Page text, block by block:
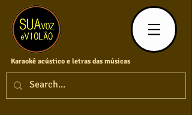
Karaokê acústico e letras das músicas